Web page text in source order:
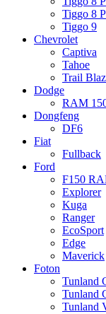
Tiggo 8
Tiggo 9
Chevrolet
Captiva
Tahoe
Trail
Dodge
RAM
Dongfeng
DF6
Fiat
Fullback
Ford
F150
Explorer
Kuga
Ranger
EcoSport
Edge
Maverick
Foton
Tunland
Tunland
Tunland